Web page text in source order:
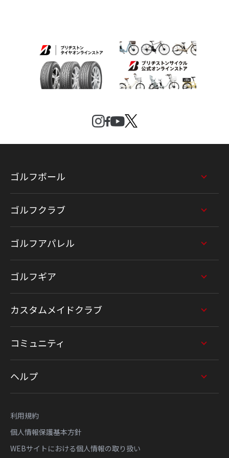
ゴルフボール
ゴルフクラブ
ゴルフアパレル
ゴルフギア
カスタムメイドクラブ
コミュニティ
ヘルプ
利用規約
個人情報保護基本方針
WEBサイトにおける個人情報の取り扱い